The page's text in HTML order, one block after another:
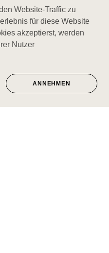
sorgfältig
Weine und
sowie eine
Auswahl
Website-Traffic zu
für diese Website
akzeptierst, werden
Nutzer
ANNEHMEN